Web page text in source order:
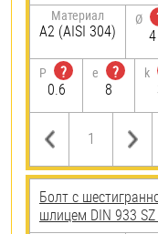
Материал
А2 (AISI 304)
Ø
4
P
?
0.6
e
?
8
k
Болт с
шлицем DIN 933